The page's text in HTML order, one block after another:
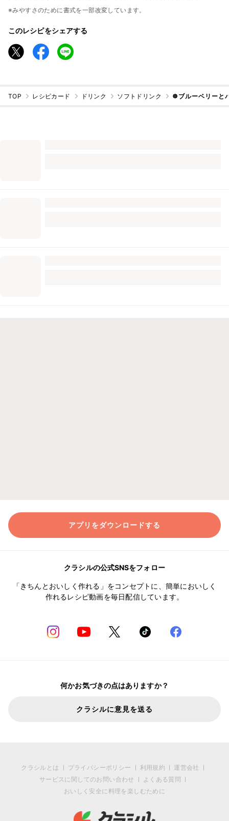
※みやすさのために書式を一部改変しています。
このレシピをシェアする
TOP レシピカード ドリンク ソフトドリンク ☸ブルーベリーと
アプリをダウンロードする
クラシルの公式SNSをフォロー
「きちんとおいしく作れる」をコンセプトに、簡単においしく
作れるレシピ動画を毎日配信しています。
何かお気づきの点はありますか？
クラシルに意見を送る
クラシルとは プライバシーポリシー 利用規約
運営会社
サービスに関してのお問い合わせ
よくある質問
おいしく安全に料理を楽しむために